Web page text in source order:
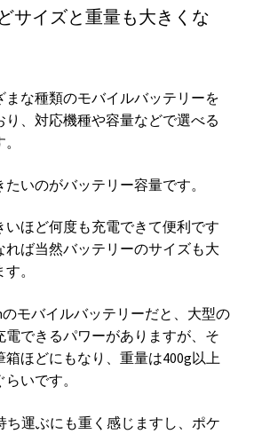
サイズと重量も大きくな
まな種類のモバイルバッテリーを
り、対応機種や容量などで選べる
いのがバッテリー容量です。
いほど何度も充電できて便利です
れば当然バッテリーのサイズも大
。
のモバイルバッテリーだと、大型の
電できるパワーがありますが、そ
ほどにもなり、重量は400g以上
いです。
ち運ぶにも重く感じますし、ポケ